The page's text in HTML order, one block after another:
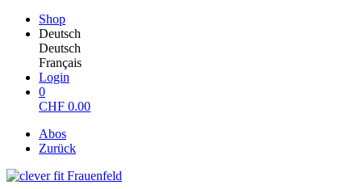
Shop
Deutsch
Deutsch
Français
Login
0
CHF 0.00
Abos
Zurück